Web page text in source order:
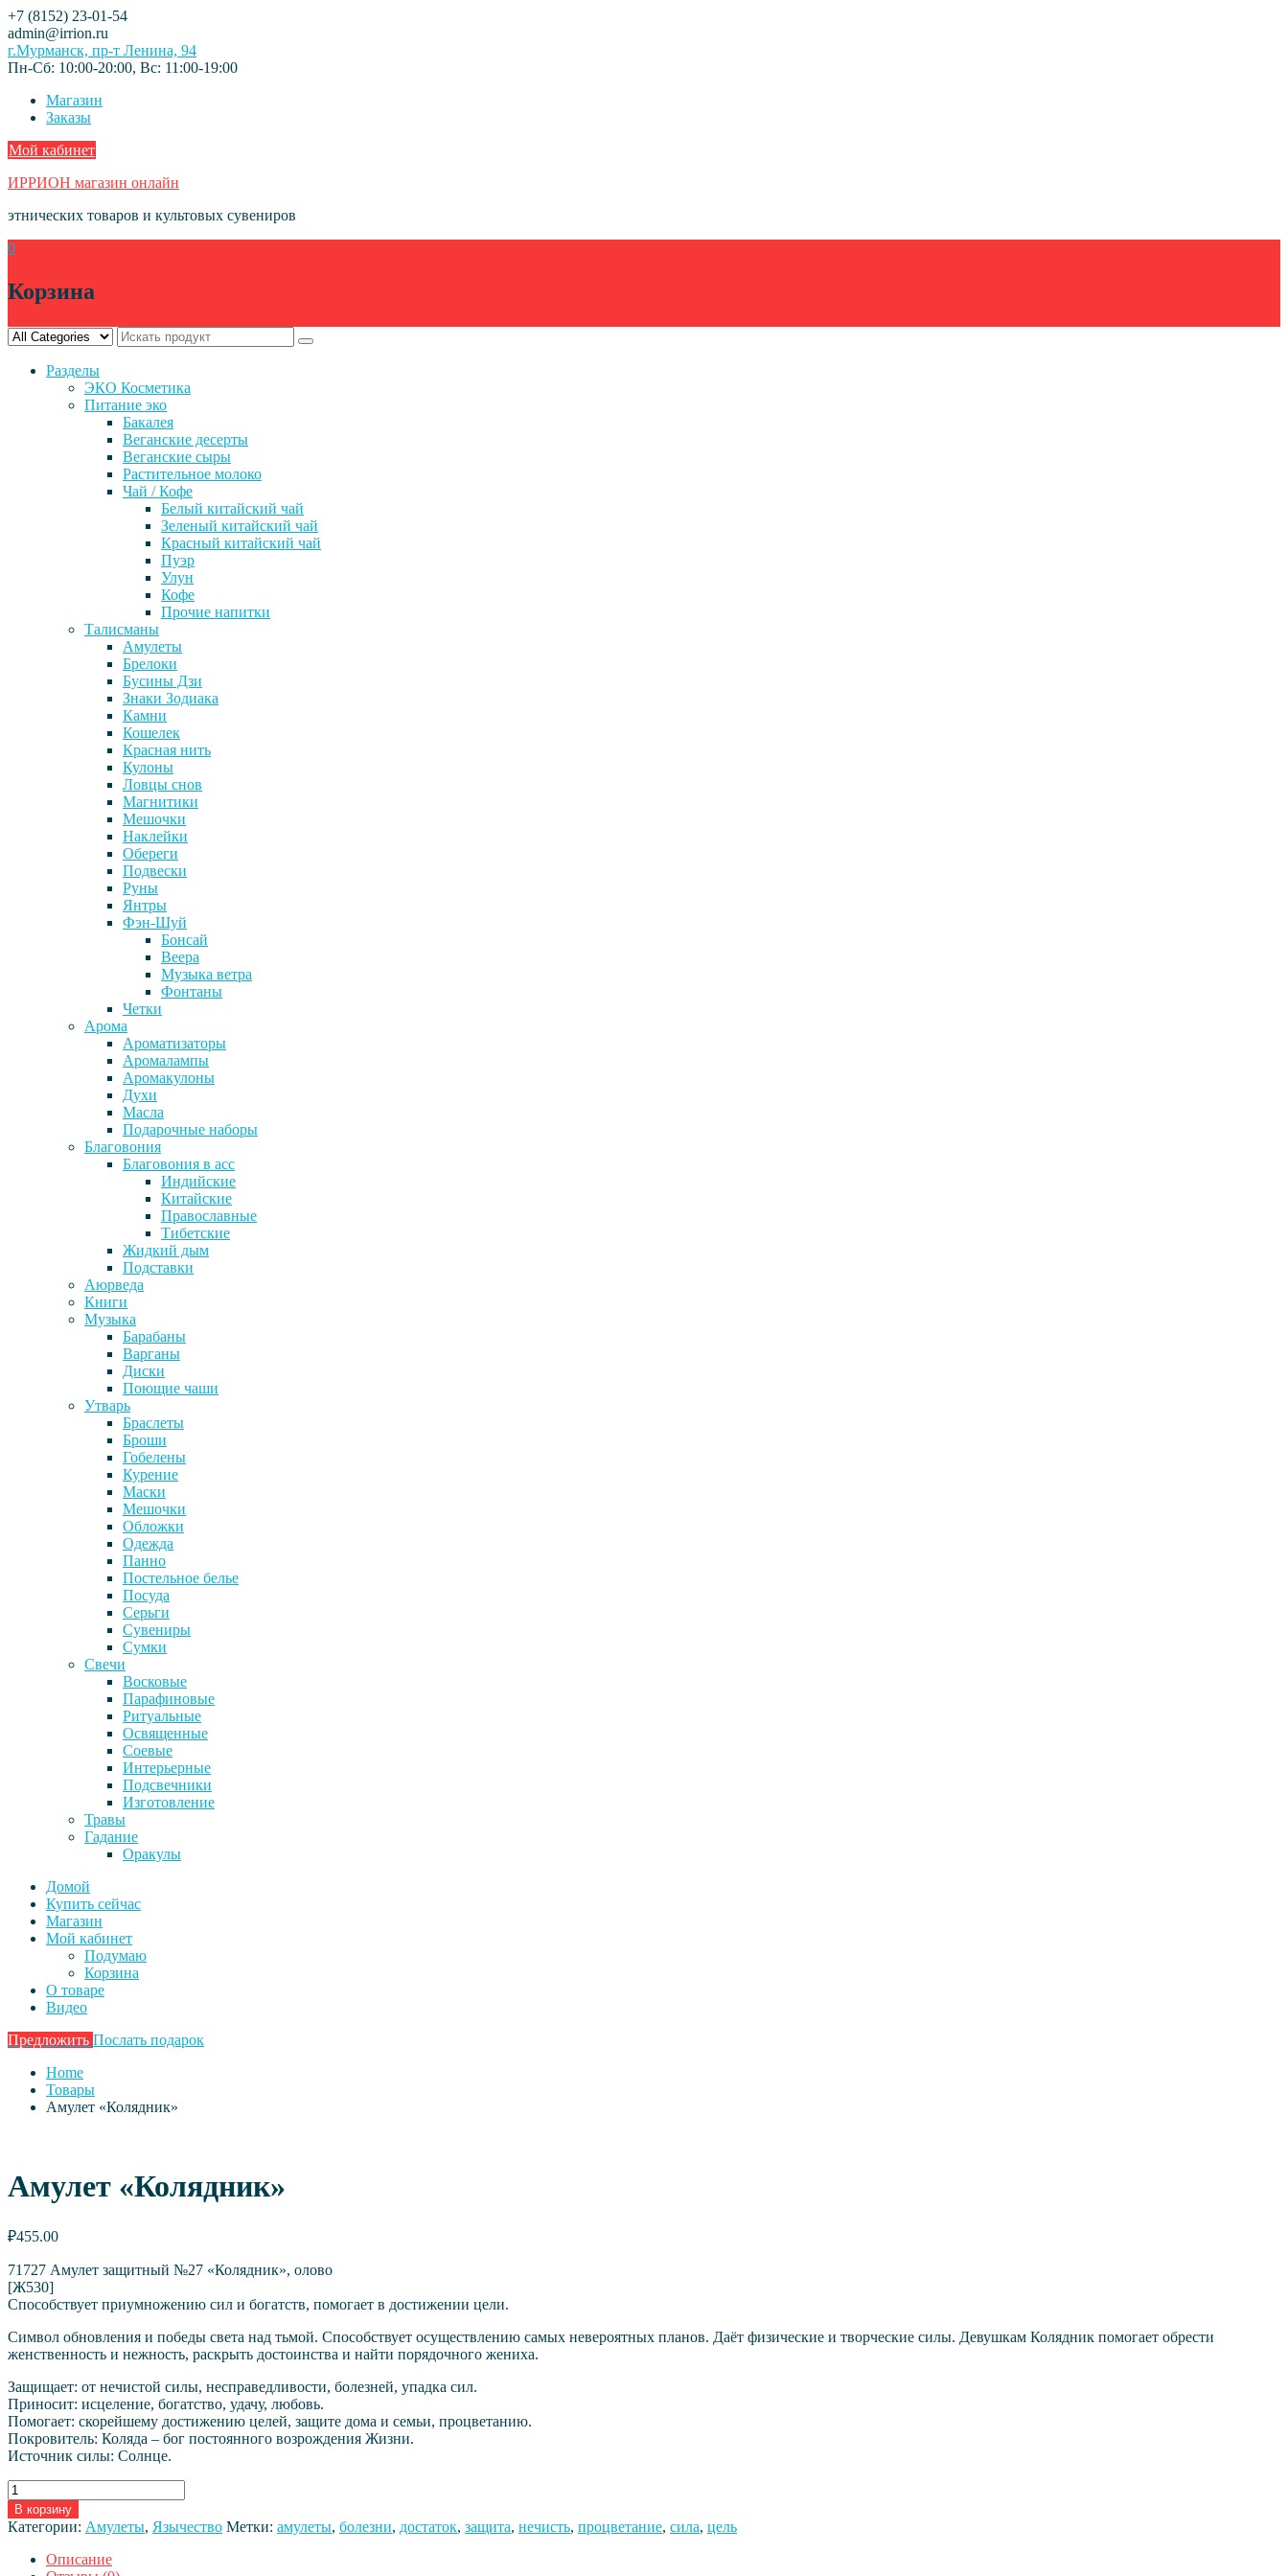
Skip
to
content
+7 (8152) 23-01-54
admin@irrion.ru
г.Мурманск, пр-т Ленина, 94
Пн-Сб: 10:00-20:00, Вс: 11:00-19:00
Магазин
Заказы
Мой кабинет
ИРРИОН магазин онлайн
этнических товаров и культовых сувениров
0
Корзина
Разделы
ЭКО Косметика
Питание эко
Бакалея
Веганские десерты
Веганские сыры
Растительное молоко
Чай / Кофе
Белый китайский чай
Зеленый китайский чай
Красный китайский чай
Пуэр
Улун
Кофе
Прочие напитки
Талисманы
Амулеты
Брелоки
Бусины Дзи
Знаки Зодиака
Камни
Кошелек
Красная нить
Кулоны
Ловцы снов
Магнитики
Мешочки
Наклейки
Обереги
Подвески
Руны
Янтры
Фэн-Шуй
Бонсай
Веера
Музыка ветра
Фонтаны
Четки
Арома
Ароматизаторы
Аромалампы
Аромакулоны
Духи
Масла
Подарочные наборы
Благовония
Благовония в асс
Индийские
Китайские
Православные
Тибетские
Жидкий дым
Подставки
Аюрведа
Книги
Музыка
Барабаны
Варганы
Диски
Поющие чаши
Утварь
Браслеты
Броши
Гобелены
Курение
Маски
Мешочки
Обложки
Одежда
Панно
Постельное белье
Посуда
Серьги
Сувениры
Сумки
Свечи
Восковые
Парафиновые
Ритуальные
Освященные
Соевые
Интерьерные
Подсвечники
Изготовление
Травы
Гадание
Оракулы
Домой
Купить сейчас
Магазин
Мой кабинет
Подумаю
Корзина
О товаре
Видео
Предложить Послать подарок
Home
Товары
Амулет «Колядник»
Амулет «Колядник»
₽455.00
71727 Амулет защитный №27 «Колядник», олово
[Ж530]
Способствует приумножению сил и богатств, помогает в достижении цели.
Символ обновления и победы света над тьмой. Способствует осуществлению самых невероятных планов. Даёт физические и творческие силы. Девушкам Колядник помогает обрести
женственность и нежность, раскрыть достоинства и найти порядочного жениха.
Защищает: от нечистой силы, несправедливости, болезней, упадка сил.
Приносит: исцеление, богатство, удачу, любовь.
Помогает: скорейшему достижению целей, защите дома и семьи, процветанию.
Покровитель: Коляда – бог постоянного возрождения Жизни.
Источник силы: Солнце.
Количество
товара
Амулет
«Колядник»
В корзину
Категории: Амулеты, Язычество Метки: амулеты, болезни, достаток, защита, нечисть, процветание, сила, цель
Описание